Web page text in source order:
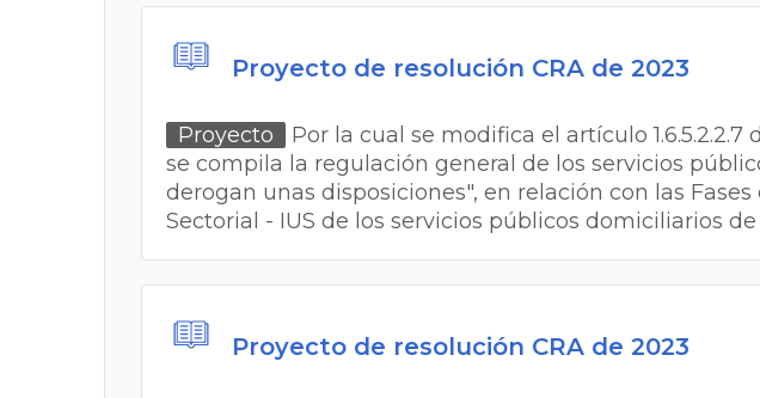
Proyecto de resolución CRA de 2023
Proyecto
Por la cual se modifica el artículo 1.6.5.2.2.7
se compila la regulación general de los servicios
derogan unas disposiciones", en relación con las
Sectorial - IUS de los servicios públicos domiciliarios
Proyecto de resolución CRA de 2023